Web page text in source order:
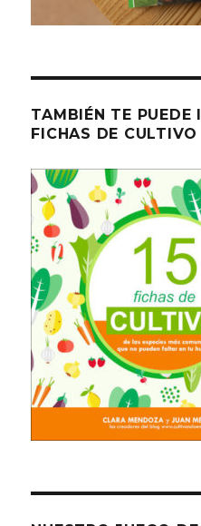
TAMBIÉN TE PUEDE
FICHAS DE CULTIVO